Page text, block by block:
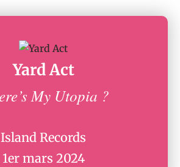
Yard Act
My Utopia ?
Island Records
1er mars 2024